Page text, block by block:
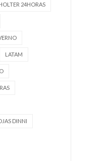
24HORAS
LATAM
DINNI